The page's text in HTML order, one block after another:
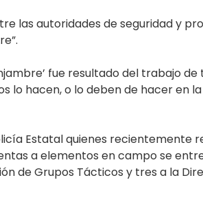
las autoridades de seguridad y
fue resultado del trabajo
hacen, o lo deben de hacer en
Estatal quienes recientemente
a elementos en campo se
de Grupos Tácticos y tres a la